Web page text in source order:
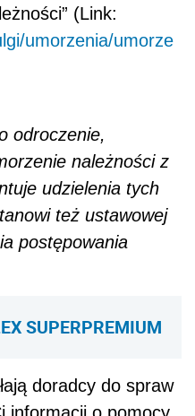
(Link:
umorzenia/umorze
odroczenie,
należności z
udzielenia tych
też ustawowej
postępowania
SUPERPREMIUM
doradcy do spraw